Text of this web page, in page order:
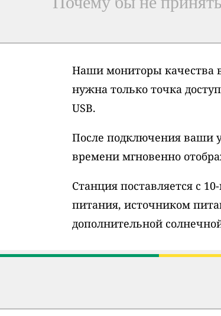
Наши мониторы качества
нужна только точка
USB.
После подключения ваши
времени мгновенно
Станция поставляется с
питания, источником
дополнительной